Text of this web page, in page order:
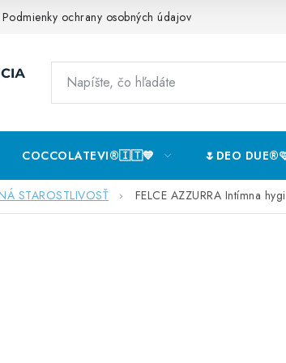
Podmienky ochrany osobných údajov
COCCOLATEVI®️🇮🇹💙 🌷DEO
STAROSTLIVOSŤ FELCE AZZURRA Intímna